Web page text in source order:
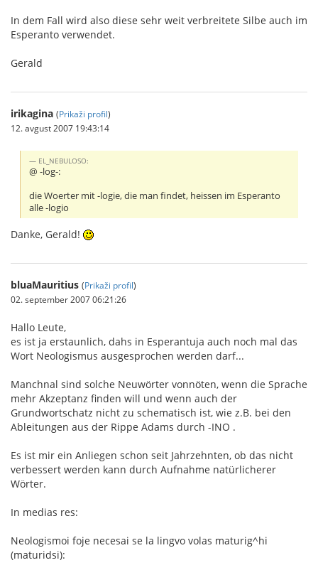
In dem Fall wird also diese sehr weit verbreitete Silbe auch im
Esperanto verwendet.
Gerald
irikagina (Prikaži profil)
12. avgust 2007 19:43:14
EL_NEBULOSO:
@ -log-:
die Woerter mit -logie, die man findet, heissen im Esperanto
alle -logio
Danke, Gerald!
bluaMauritius (Prikaži profil)
02. september 2007 06:21:26
Hallo Leute,
es ist ja erstaunlich, dahs in Esperantuja auch noch mal das
Wort Neologismus ausgesprochen werden darf...
Manchnal sind solche Neuwörter vonnöten, wenn die Sprache
mehr Akzeptanz finden will und wenn auch der
Grundwortschatz nicht zu schematisch ist, wie z.B. bei den
Ableitungen aus der Rippe Adams durch -INO .
Es ist mir ein Anliegen schon seit Jahrzehnten, ob das nicht
verbessert werden kann durch Aufnahme natürlicherer
Wörter.
In medias res:
Neologismoi foje necesai se la lingvo volas maturig^hi
(maturidsi):